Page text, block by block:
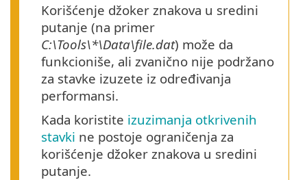
Korišćenje džoker znakova u sredini
putanje (na primer
C:\Tools\*\Data\file.dat) može da
funkcioniše, ali zvanično nije podržano
za stavke izuzete iz određivanja
performansi.
Kada koristite izuzimanja otkrivenih
stavki ne postoje ograničenja za
korišćenje džoker znakova u sredini
putanje.